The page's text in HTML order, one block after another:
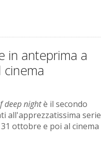
in anteprima a
deep nightè il secondo
all'apprezzatissima serie
ottobre e poi al cinema